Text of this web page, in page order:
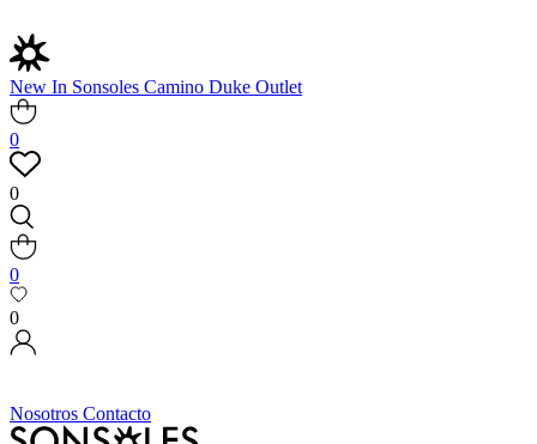
New In Sonsoles Camino Duke Outlet
0
0
0
0
Nosotros Contacto